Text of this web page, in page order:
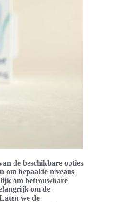
de beschikbare opties
om bepaalde niveaus
om betrouwbare
om de
we de